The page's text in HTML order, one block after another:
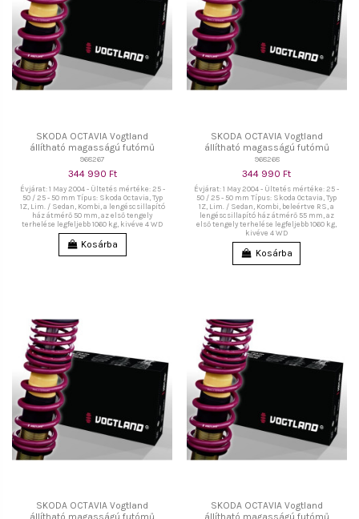
SKODA OCTAVIA Vogtland
állítható magasságú futómű
968267
344 990 Ft
Évjárat: 1 May 2004 - Ültetés mértéke: 25 -
50 / 25 - 50 mm Típus: Skoda Octavia, Typ
1Z, Lim. / Sedan, Kombi, a lengéscsillapító
ház átmérő 50 mm, az első tengely
terhelése legfeljebb 1060 kg, kivéve 4 WD
Kosárba
SKODA OCTAVIA Vogtland
állítható magasságú futómű
968268
344 990 Ft
Évjárat: 1 May 2004 - Ültetés mértéke: 25 -
50 / 25 - 50 mm Típus: Skoda Octavia, Typ
1Z, Lim. / Sedan, Kombi, beleértve RS, a
lengéscsillapító ház átmérő 55 mm, az
első tengely terhelése legfeljebb 1060 kg,
kivéve 4 WD
Kosárba
SKODA OCTAVIA Vogtland
SKODA OCTAVIA Vogtland